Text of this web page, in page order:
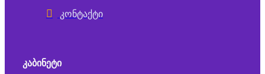
კონტაქტი
ᲙᲐᲑᲘᲜᲔᲢᲘ